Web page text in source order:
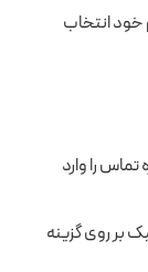
خود انتخاب
را وارد
بر روی گزینه